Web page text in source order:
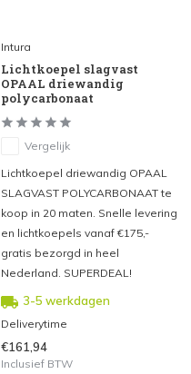
Intura
Lichtkoepel slagvast
OPAAL driewandig
polycarbonaat
Vergelijk
Lichtkoepel driewandig OPAAL
SLAGVAST POLYCARBONAAT te
koop in 20 maten. Snelle levering
en lichtkoepels vanaf €175,-
gratis bezorgd in heel
Nederland. SUPERDEAL!
3-5 werkdagen
Deliverytime
€161,94
Inclusief BTW